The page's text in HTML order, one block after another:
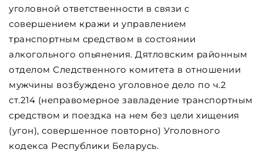
уголовной ответственности в связи с
совершением кражи и управлением
транспортным средством в состоянии
алкогольного опьянения. Дятловским районным
отделом Следственного комитета в отношении
мужчины возбуждено уголовное дело по ч.2
ст.214 (неправомерное завладение транспортным
средством и поездка на нем без цели хищения
(угон), совершенное повторно) Уголовного
кодекса Республики Беларусь.